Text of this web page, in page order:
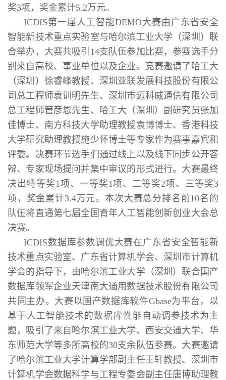
奖3项，奖金累计5.2万元。
ICDIS第一届人工智能DEMO大赛由广东省安全
智能新技术重点实验室与哈尔滨工业大学（深圳）联
合举办，大赛共吸引14支队伍参加比赛，参赛选手分
别来自高校、事业单位以及企业。竞赛邀请了哈工大
（深圳）徐睿峰教授、深圳亚联发展科技股份有限公
司总工程师袁训明先生、深圳市迈科威通信有限公司
总工程师管彦恩先生、哈工大（深圳）副研究员张加
佳博士、南方科技大学助理教授袁博博士、香港科技
大学研究助理教授施少怀博士等专家作为赛事嘉宾和
评委。决赛环节选手们通过线上以及线下同步公开答
辩、专家现场提问并集中审议的形式进行。大赛最终
决出特等奖1项、一等奖1项、二等奖2项、三等奖3
项，奖金累计3.4万元。本次大赛总分排名前10名的
队伍将直通第七届全国青年人工智能创新创业大会总
决赛。
ICDIS数据库参数调优大赛在广东省安全智能新
技术重点实验室、广东省计算机学会、深圳市计算机
学会的指导下，由哈尔滨工业大学（深圳）联合国产
数据库领军企业天津南大通用数据技术股份有限公司
共同主办。大赛以国产数据库软件Gbase为平台，以
基于人工智能技术的数据库性能自动调参技术为主
题，吸引了来自哈尔滨工业大学、西安交通大学、华
东师范大学等多所高校的30支余队伍参赛。大赛邀请
了哈尔滨工业大学计算学部副主任王轩教授、深圳市
计算机学会数据科学与工程专委会副主任唐博助理教